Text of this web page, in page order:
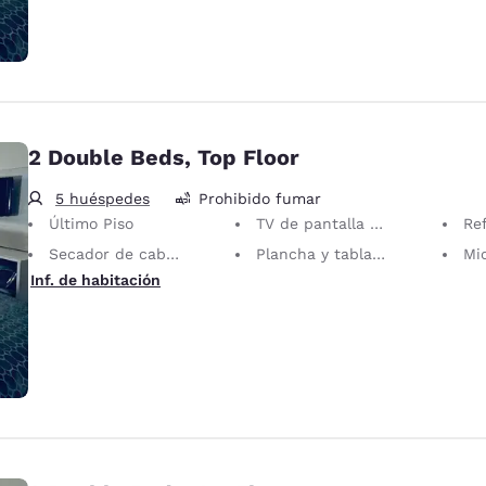
2 Double Beds, Top Floor
5 huéspedes
Prohibido fumar
Último Piso
TV de pantalla plana
Secador de cabello
Plancha y tabla de planchar
Inf. de habitación